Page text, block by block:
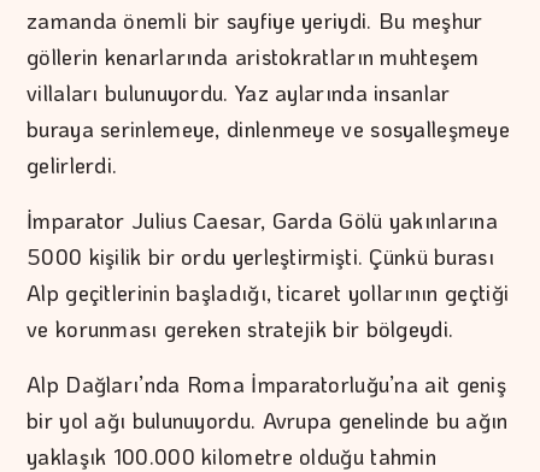
zamanda önemli bir sayfiye yeriydi. Bu meşhur
göllerin kenarlarında aristokratların muhteşem
villaları bulunuyordu. Yaz aylarında insanlar
buraya serinlemeye, dinlenmeye ve sosyalleşmeye
gelirlerdi.
İmparator Julius Caesar, Garda Gölü yakınlarına
5000 kişilik bir ordu yerleştirmişti. Çünkü burası
Alp geçitlerinin başladığı, ticaret yollarının geçtiği
ve korunması gereken stratejik bir bölgeydi.
Alp Dağları’nda Roma İmparatorluğu’na ait geniş
bir yol ağı bulunuyordu. Avrupa genelinde bu ağın
yaklaşık 100.000 kilometre olduğu tahmin